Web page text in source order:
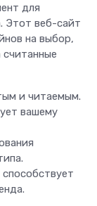
для
Этот веб-сайт
на выбор,
и читаемым.
вашему